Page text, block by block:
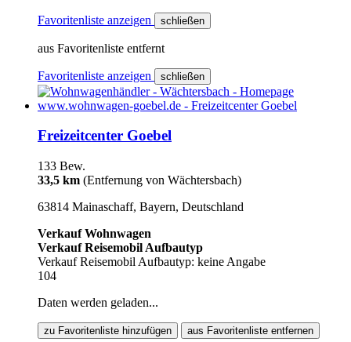
Favoritenliste anzeigen schließen
aus Favoritenliste entfernt
Favoritenliste anzeigen schließen
Freizeitcenter Goebel
133 Bew.
33,5 km (Entfernung von Wächtersbach)
63814 Mainaschaff, Bayern, Deutschland
Verkauf Wohnwagen
Verkauf Reisemobil Aufbautyp
Verkauf Reisemobil Aufbautyp: keine Angabe
104
Daten werden geladen...
zu Favoritenliste hinzufügen aus Favoritenliste entfernen